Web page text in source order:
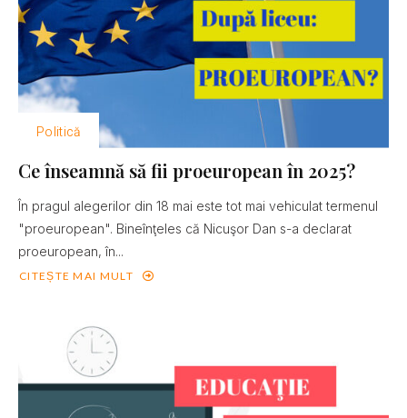
Politică
Ce înseamnă să fii proeuropean în 2025?
În pragul alegerilor din 18 mai este tot mai vehiculat termenul
"proeuropean". Bineînţeles că Nicuşor Dan s-a declarat
proeuropean, în...
CITEȘTE MAI MULT